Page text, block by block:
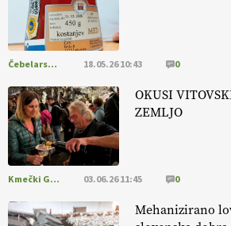
Čebelarstvo 18.05.26 10:43 0
OKUSI
ZEMLJO
Kmečki Glas 03.06.26 11:45 0
Mehanizirano